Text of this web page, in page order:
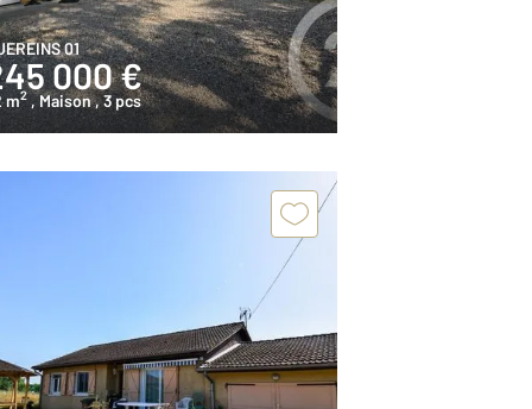
01
000 €
m2 , Maison, 3 pcs